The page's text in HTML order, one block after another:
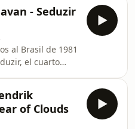
McBride,
en la lírica
Hernàez,
abarcó
de rigor y
como el puente
de la
- Seduzir
al Brasil de 1981
el cuarto
inicial del
EMI-Odeon
perfecto
of Clouds